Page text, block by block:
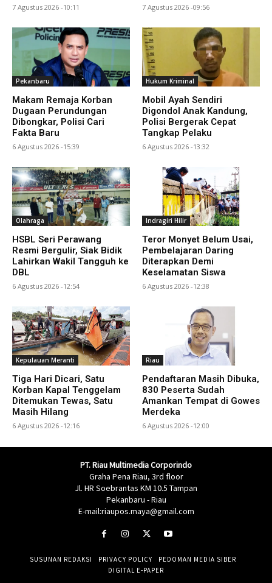
7 Agustus 2026 -10:11 7 Agustus 2026 -09:56
Pekanbaru
Makam Remaja Korban
Dugaan Perundungan
Dibongkar, Polisi Cari
Fakta Baru
6 Agustus 2026 -15:39
Hukum Kriminal
Mobil Ayah Sendiri
Digondol Anak Kandung,
Polisi Bergerak Cepat
Tangkap Pelaku
6 Agustus 2026 -13:32
Olahraga
HSBL Seri Perawang
Resmi Bergulir, Siak Bidik
Lahirkan Wakil Tangguh ke
DBL
6 Agustus 2026 -12:54
Indragiri Hilir
Teror Monyet Belum Usai,
Pembelajaran Daring
Diterapkan Demi
Keselamatan Siswa
6 Agustus 2026 -12:38
Kepulauan Meranti
Tiga Hari Dicari, Satu
Korban Kapal Tenggelam
Ditemukan Tewas, Satu
Masih Hilang
6 Agustus 2026 -12:16
Riau
Pendaftaran Masih Dibuka,
830 Peserta Sudah
Amankan Tempat di Gowes
Merdeka
6 Agustus 2026 -12:00
PT. Riau Multimedia Corporindo
Graha Pena Riau, 3rd floor
Jl. HR Soebrantas KM 10.5 Tampan
Pekanbaru - Riau
E-mail:riaupos.maya@gmail.com
SUSUNAN REDAKSI PRIVACY POLICY
PEDOMAN MEDIA SIBER
DIGITAL E-PAPER